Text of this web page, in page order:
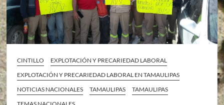
CINTILLO
EXPLOTACIÓN Y PRECARIEDAD LABORAL
EXPLOTACIÓN Y PRECARIEDAD LABORAL EN TAMAULIPAS
NOTICIAS NACIONALES
TAMAULIPAS
TAMAULIPAS
TEMAS NACIONALES